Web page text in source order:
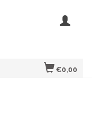
€0,00